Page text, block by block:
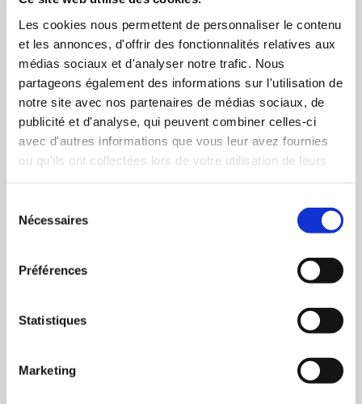
Les cookies nous permettent de personnaliser le contenu
et les annonces, d'offrir des fonctionnalités relatives aux
médias sociaux et d'analyser notre trafic. Nous
partageons également des informations sur l'utilisation de
notre site avec nos partenaires de médias sociaux, de
publicité et d'analyse, qui peuvent combiner celles-ci
avec d'autres informations que vous leur avez fournies
ou qu'ils ont collectées lors de votre utilisation de leurs
Nécessaires
Préférences
Statistiques
Marketing
Création d'espace vert et jardin
Je conçois à vos côtés un jardin sur-mesure et harmonieux.